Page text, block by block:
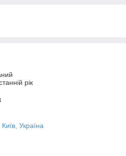
рік
Україна